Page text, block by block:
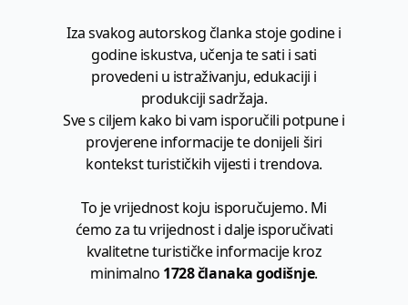
Iza svakog autorskog članka stoje godine i
godine iskustva, učenja te sati i sati
provedeni u istraživanju, edukaciji i
produkciji sadržaja.
Sve s ciljem kako bi vam isporučili potpune i
provjerene informacije te donijeli širi
kontekst turističkih vijesti i trendova.
To je vrijednost koju isporučujemo. Mi
ćemo za tu vrijednost i dalje isporučivati
kvalitetne turističke informacije kroz
minimalno 1728 članaka godišnje.